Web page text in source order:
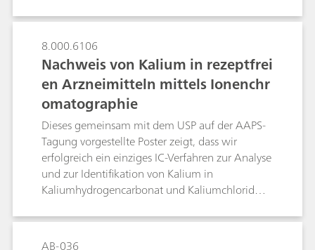
Leistungsstärke der PILS-IC-VA-Methode wurde
anhand von Aerosolproben aus Herisau
(Schweiz) demonstriert. Das Abrennen von
Wunderkerzen, die zuvor mit
Schwermetallsalzen angereichert wurden,
simulierte die Verschmutzungsereignisse.
8.000.6106
Nachweis von Kalium in rezeptfrei
en Arzneimitteln mittels Ionenchr
omatographie
Dieses gemeinsam mit dem USP auf der AAPS-
Tagung vorgestellte Poster zeigt, dass wir
erfolgreich ein einziges IC-Verfahren zur Analyse
und zur Identifikation von Kalium in
Kaliumhydrogencarbonat und Kaliumchlorid
Brauselösungen zum Einnehmen verwendet
wird. Die optimierten chromatographischen
AB-036